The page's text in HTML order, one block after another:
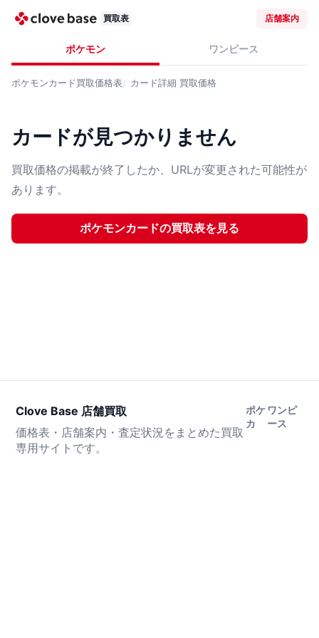
買取表 店舗案内
ポケモン ワンピース
ポケモンカード買取価格表 カード詳細 買取価格
カードが見つかりません
買取価格の掲載が終了したか、URLが変更された可能性が
あります。
ポケモンカードの買取表を見る
Clove Base 店舗買取
価格表・店舗案内・査定状況をまとめた買取
専用サイトです。
ポケ
カ
ワンピ
ース